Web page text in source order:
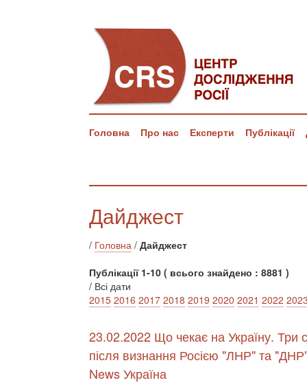
Головна Про нас Експерти Публікації
Дайджест
/ Головна / Дайджест
Публікації 1-10 ( всього знайдено : 8881 )
/ Всі дати
2015 2016 2017 2018 2019 2020 2021 2022
23.02.2022 Що чекає на Україну. Три
після визнання Росією "ЛНР" та
News Україна